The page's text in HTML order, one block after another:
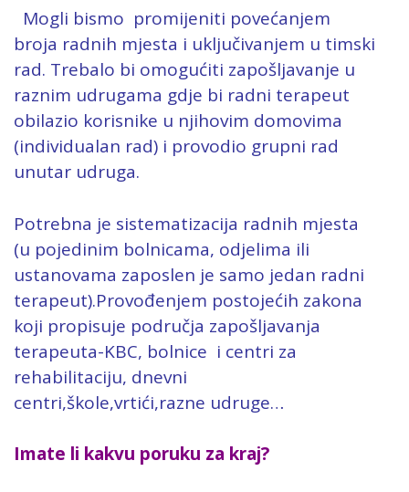
Mogli bismo promijeniti povećanjem
broja radnih mjesta i uključivanjem u timski
rad. Trebalo bi omogućiti zapošljavanje u
raznim udrugama gdje bi radni terapeut
obilazio korisnike u njihovim domovima
(individualan rad) i provodio grupni rad
unutar udruga.
Potrebna je sistematizacija radnih mjesta
(u pojedinim bolnicama, odjelima ili
ustanovama zaposlen je samo jedan radni
terapeut).Provođenjem postojećih zakona
koji propisuje područja zapošljavanja
terapeuta-KBC, bolnice i centri za
rehabilitaciju, dnevni
centri,škole,vrtići,razne udruge…
Imate li kakvu poruku za kraj?